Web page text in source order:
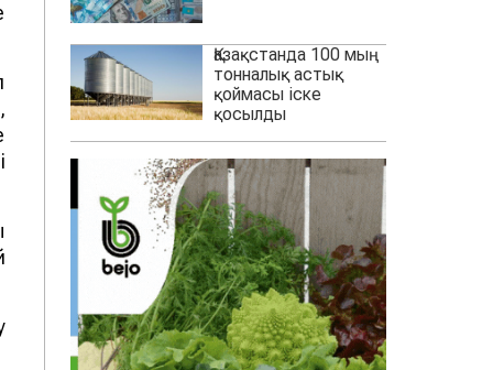
Қазақстанда 100 мың
тонналық астық
қоймасы іске
қосылды